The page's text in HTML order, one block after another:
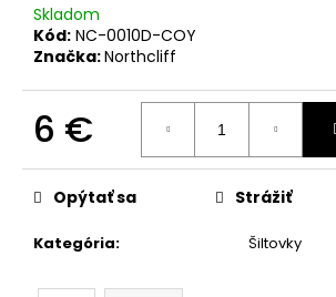
Skladom
Kód: NC-0010D-COY
Značka:Northcliff
6 €
cena:
Kategória: Šiltovky
Opýtať sa Strážiť
HĽADAŤ
O
p